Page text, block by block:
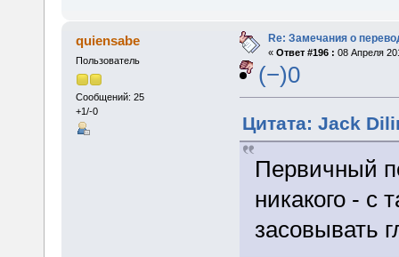
quiensabe
Пользователь
Сообщений: 25
+1/-0
Re: Замечания о
« Ответ #196 : 08 Апреля
(−)0
Цитата: Jack
Первичный
никакого - с
засовывать